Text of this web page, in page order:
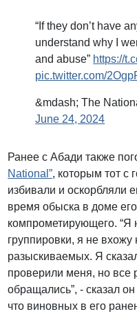
“If they don’t have
understand why I
and abuse” https://
pic.twitter.com/
&mdash; The
June 24, 2024
Ранее с Абади также
National”, которым тот с
избивали и оскорбляли
время обыска в доме
компрометирующего. “Я
группировки, я не вхожу
разыскиваемых. Я
проверили меня, но все
обращались”, - сказал
что виновных в его